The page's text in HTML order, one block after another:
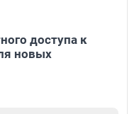
доступа к
новых